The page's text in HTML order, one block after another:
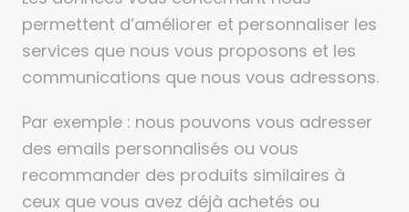
permettent d’améliorer et personnaliser les
services que nous vous proposons et les
communications que nous vous adressons.
Par exemple : nous pouvons vous adresser
des emails personnalisés ou vous
recommander des produits similaires à
ceux que vous avez déjà achetés ou